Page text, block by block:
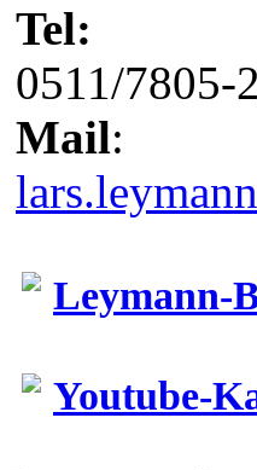
Tel:
0511/7805-
Mail:
Leymann-
Youtube-